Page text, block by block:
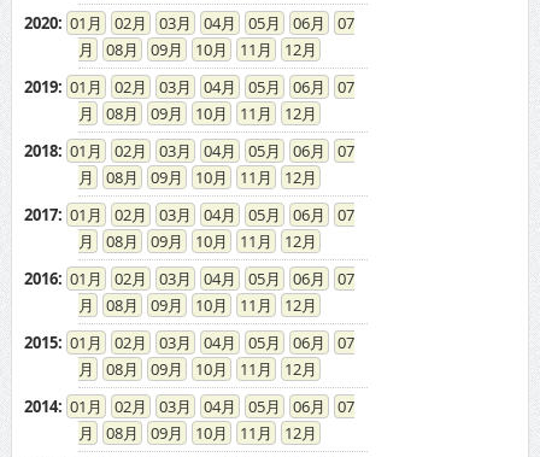
2020: 01 02 03 04 05 06
07
08
09 10 11
12
2019: 01 02 03 04 05 06
07
08
09 10 11
12
2018: 01 02 03 04 05 06
07
08
09 10 11
12
2017: 01 02 03 04 05 06
07
08
09 10 11
12
2016: 01 02 03 04 05 06
07
08
09 10 11
12
2015: 01 02 03 04 05 06
07
08
09 10 11
12
2014: 01 02 03 04 05 06
07
08
09 10 11
12